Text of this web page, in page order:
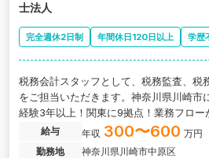
士法人
完全週休2日制 年間休日120日以上 学歴
税務会計スタッフとして、税務監査、税
をご担当いただきます。神奈川県川崎市
経験3年以上！関東に9拠点！業務フロー
ポート体制が万全な税理士法人の求人で
給与 年収 300〜600 万円
勤務地
神奈川県川崎市中原区